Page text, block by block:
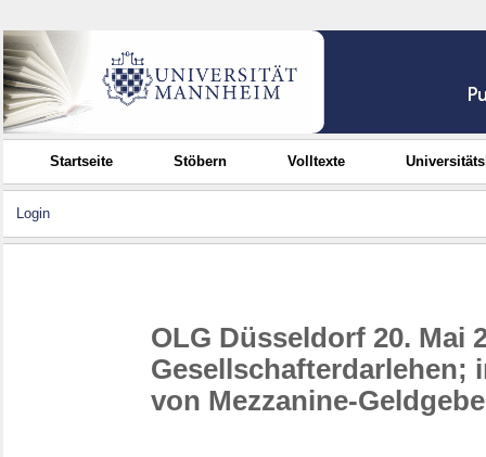
Startseite Stöbern Volltexte
Login
OLG Düsseldorf 20. Mai
Gesellschafterdarlehen;
von Mezzanine-